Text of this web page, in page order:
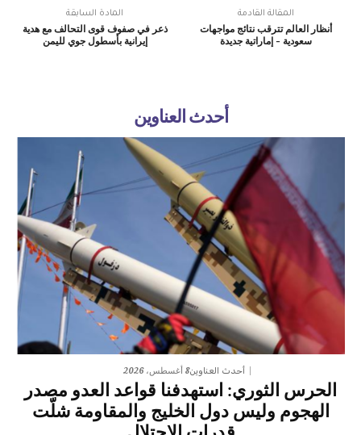
المادة السابقة
ذعر في صفوف قوى التحالف مع هدية
إيرانية بأسطول جوي لليمن
المقالة القادمة
أنظار العالم تترقب نتائج مواجهات
سعودية – إماراتية جديدة
أحدث العناوين
أحدث العناوين8 أغسطس، 2026
الحرس الثوري: استهدفنا قواعد العدو مصدر
الهجوم وليس دول الخليج والمقاومة شلّت